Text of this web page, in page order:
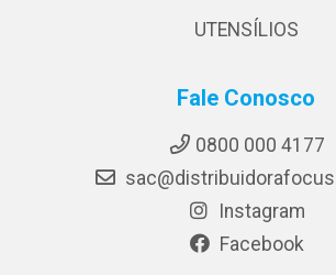
UTENSÍLIOS
Fale Conosco
0800 000 4177
Instagram
Facebook